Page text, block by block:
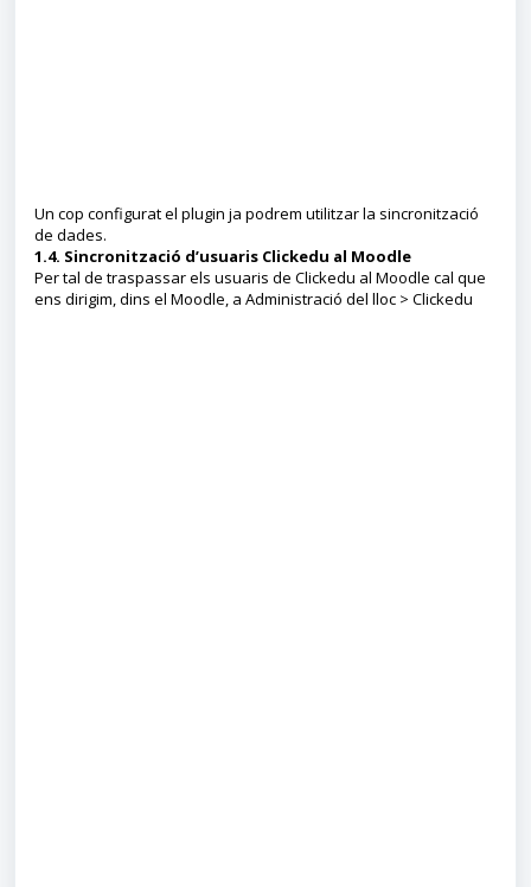
Un cop configurat el plugin ja podrem utilitzar la sincronització
de dades.
1.4. Sincronització d’usuaris Clickedu al Moodle
Per tal de traspassar els usuaris de Clickedu al Moodle cal que
ens dirigim, dins el Moodle, a Administració del lloc > Clickedu